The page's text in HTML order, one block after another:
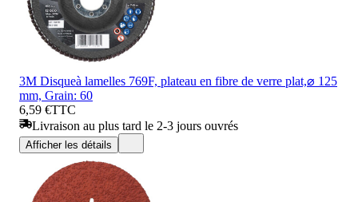
3M Disqueà lamelles 769F, plateau en fibre de verre plat,⌀ 125
mm, Grain: 60
6,59 €TTC
Livraison au plus tard le 2-3 jours ouvrés
Afficher les détails